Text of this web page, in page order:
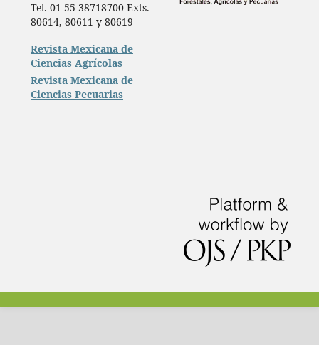
Tel. 01 55 38718700 Exts.
80614, 80611 y 80619
Revista Mexicana de
Ciencias Agrícolas
Revista Mexicana de
Ciencias Pecuarias